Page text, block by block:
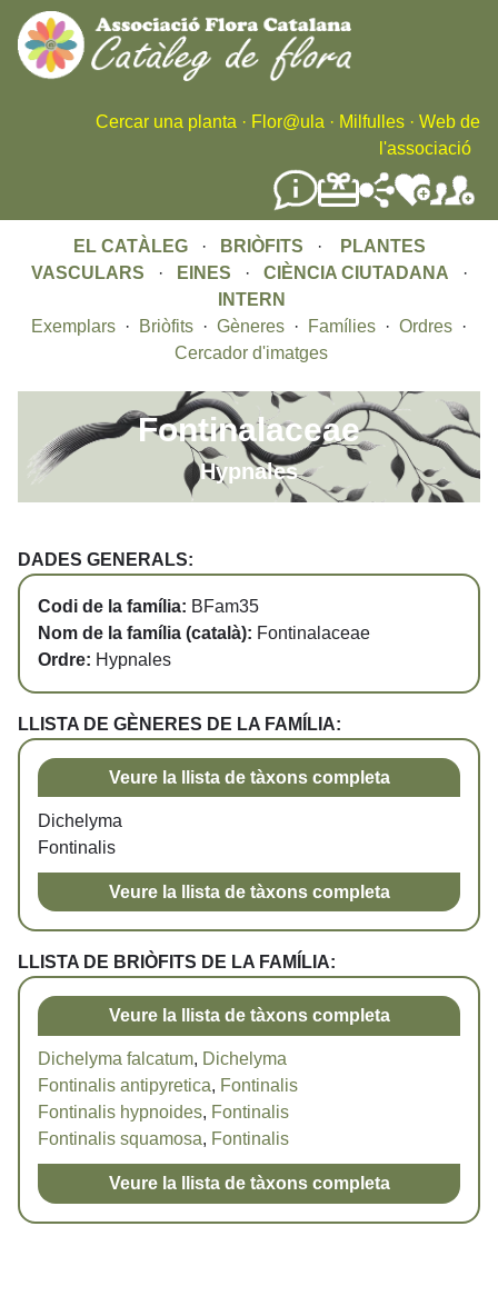
Skip
to
main
content
Cercar una planta · Flor@ula · Milfulles · Web de
l'associació
EL CATÀLEG· BRIÒFITS ·
PLANTES
VASCULARS · EINES · CIÈNCIA CIUTADANA ·
INTERN
Exemplars · Briòfits · Gèneres · Famílies · Ordres ·
Cercador d'imatges
Fontinalaceae
Hypnales
DADES GENERALS:
Codi de la família: BFam35
Nom de la família (català): Fontinalaceae
Ordre: Hypnales
LLISTA DE GÈNERES DE LA FAMÍLIA:
Veure la llista de tàxons completa
Dichelyma
Fontinalis
Veure la llista de tàxons completa
LLISTA DE BRIÒFITS DE LA FAMÍLIA:
Veure la llista de tàxons completa
Dichelyma falcatum, Dichelyma
Fontinalis antipyretica, Fontinalis
Fontinalis hypnoides, Fontinalis
Fontinalis squamosa, Fontinalis
Veure la llista de tàxons completa